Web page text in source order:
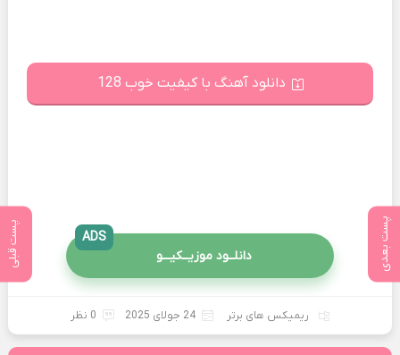
پست بعدی پست قبلی
دانلود آهنگ با کیفیت خوب 128
دانلــود موزیــکیـــو
ADS
ریمیکس های برتر 24 جولای 2025 0 نظر